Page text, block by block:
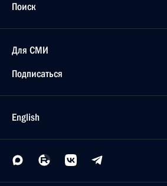
Поиск
Для СМИ
Подписаться
English